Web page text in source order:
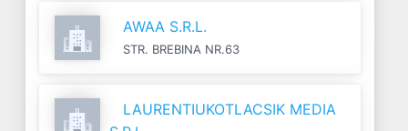
AWAA S.R.L.
STR. BREBINA NR.63
LAURENTIUKOTLACSIK MEDIA